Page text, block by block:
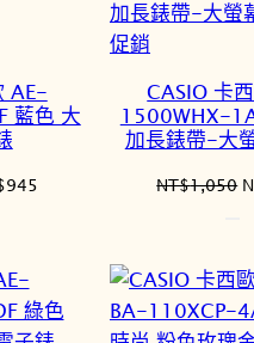
AE-
藍色 大
。
945目
NT$945。
促銷
商
品
CASIO 卡
1500WHX-
加長錶帶-大
NT$1,050